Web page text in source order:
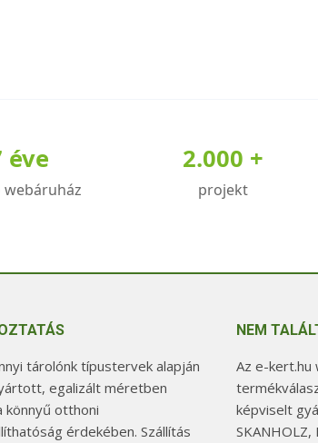
éve
webáruház
2.000 +
projekt
tárolónk típustervek alapján
egalizált méretben
könnyű otthoni
érdekében. Szállítás
NEM
Az e-kert.hu
képviselt